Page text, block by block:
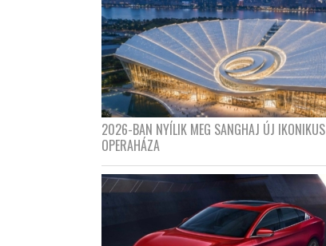
2026-BAN NYÍLIK MEG SANGHAJ ÚJ IKONIKUS
OPERAHÁZA